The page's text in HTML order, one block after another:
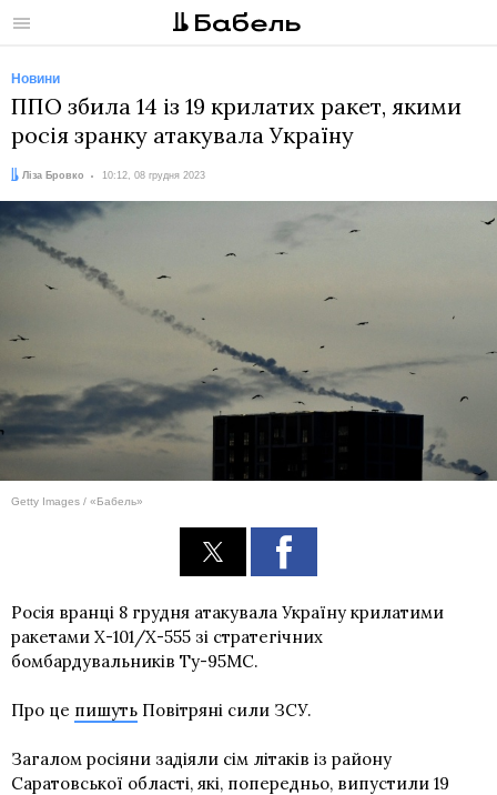
Меню
Новини
ППО збила 14 із 19 крилатих ракет, якими
росія зранку атакувала Україну
Автор:
Ліза Бровко
Дата: 10:12, 08 грудня 2023
Getty Images / «Бабель»
Росія вранці 8 грудня атакувала Україну крилатими
ракетами Х-101/Х-555 зі стратегічних
бомбардувальників Ту-95МС.
Про це пишуть Повітряні сили ЗСУ.
Загалом росіяни задіяли сім літаків із району
Саратовської області, які, попередньо, випустили 19